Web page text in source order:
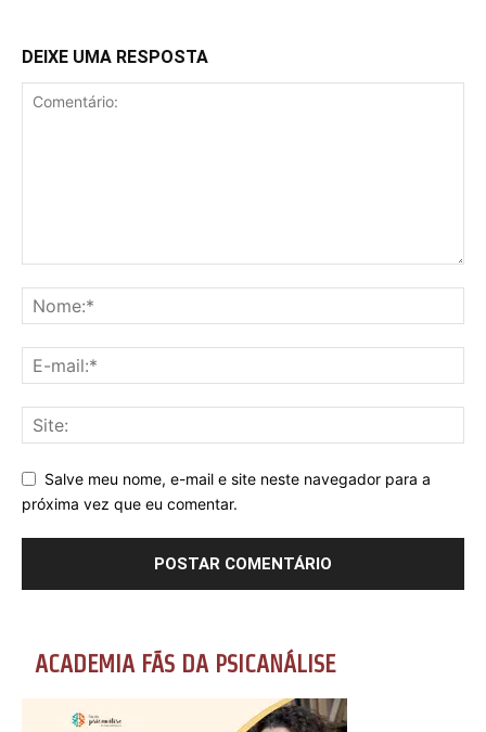
DEIXE UMA RESPOSTA
Salve meu nome, e-mail e site neste navegador para a
próxima vez que eu comentar.
ACADEMIA FÃS DA PSICANÁLISE